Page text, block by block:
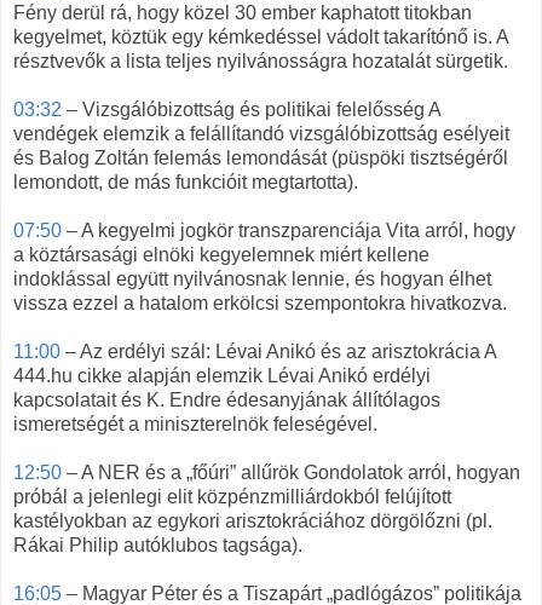
Fény derül rá, hogy közel 30 ember kaphatott titokban
kegyelmet, köztük egy kémkedéssel vádolt takarítónő is. A
résztvevők a lista teljes nyilvánosságra hozatalát sürgetik.
03:32 – Vizsgálóbizottság és politikai felelősség A
vendégek elemzik a felállítandó vizsgálóbizottság esélyeit
és Balog Zoltán felemás lemondását (püspöki tisztségéről
lemondott, de más funkcióit megtartotta).
07:50 – A kegyelmi jogkör transzparenciája Vita arról, hogy
a köztársasági elnöki kegyelemnek miért kellene
indoklással együtt nyilvánosnak lennie, és hogyan élhet
vissza ezzel a hatalom erkölcsi szempontokra hivatkozva.
11:00 – Az erdélyi szál: Lévai Anikó és az arisztokrácia A
444.hu cikke alapján elemzik Lévai Anikó erdélyi
kapcsolatait és K. Endre édesanyjának állítólagos
ismeretségét a miniszterelnök feleségével.
12:50 – A NER és a „főúri” allűrök Gondolatok arról, hogyan
próbál a jelenlegi elit közpénzmilliárdokból felújított
kastélyokban az egykori arisztokráciához dörgölőzni (pl.
Rákai Philip autóklubos tagsága).
16:05 – Magyar Péter és a Tiszapárt „padlógázos” politikája